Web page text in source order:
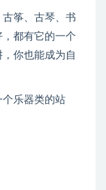
筝、古琴、书
都有它的一个
你也能成为自
个乐器类的站